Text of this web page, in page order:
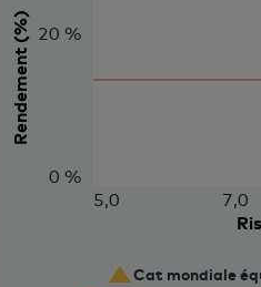
Rendement (%)
5,0 7,0
0 %
20 %
Cat mondiale